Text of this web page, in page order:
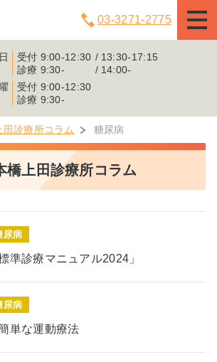
03-3271-2775
受付 9:00-12:30
13:30-17:15
診療 9:30-
14:00-
受付 9:00-12:30
診療 9:30-
田診療所コラム 糖尿病
橋上田診療所コラム
尿病
準診療マニュアル2024」
尿病
単な運動療法